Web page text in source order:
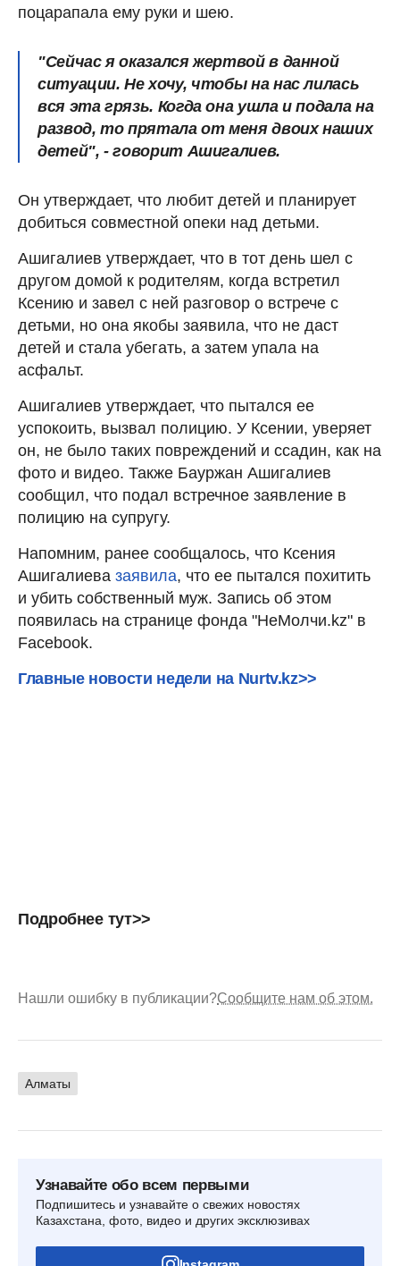
поцарапала ему руки и шею.
"Сейчас я оказался жертвой в данной
ситуации. Не хочу, чтобы на нас лилась
вся эта грязь. Когда она ушла и подала на
развод, то прятала от меня двоих наших
детей", - говорит Ашигалиев.
Он утверждает, что любит детей и планирует
добиться совместной опеки над детьми.
Ашигалиев утверждает, что в тот день шел с
другом домой к родителям, когда встретил
Ксению и завел с ней разговор о встрече с
детьми, но она якобы заявила, что не даст
детей и стала убегать, а затем упала на
асфальт.
Ашигалиев утверждает, что пытался ее
успокоить, вызвал полицию. У Ксении, уверяет
он, не было таких повреждений и ссадин, как на
фото и видео. Также Бауржан Ашигалиев
сообщил, что подал встречное заявление в
полицию на супругу.
Напомним, ранее сообщалось, что Ксения
Ашигалиева заявила, что ее пытался похитить
и убить собственный муж. Запись об этом
появилась на странице фонда "НеМолчи.kz" в
Facebook.
Главные новости недели на Nurtv.kz>>
Подробнее тут>>
Нашли ошибку в публикации?Сообщите нам об этом.
Алматы
Узнавайте обо всем первыми
Подпишитесь и узнавайте о свежих новостях
Казахстана, фото, видео и других эксклюзивах